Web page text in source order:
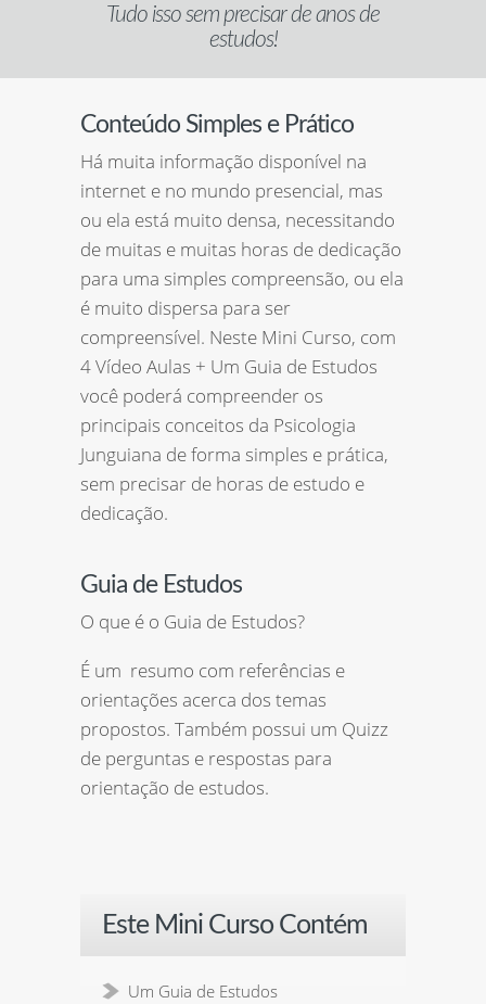
Tudo isso sem precisar de anos de
estudos!
Conteúdo Simples e Prático
Há muita informação disponível na
internet e no mundo presencial, mas
ou ela está muito densa, necessitando
de muitas e muitas horas de dedicação
para uma simples compreensão, ou ela
é muito dispersa para ser
compreensível. Neste Mini Curso, com
4 Vídeo Aulas + Um Guia de Estudos
você poderá compreender os
principais conceitos da Psicologia
Junguiana de forma simples e prática,
sem precisar de horas de estudo e
dedicação.
Guia de Estudos
O que é o Guia de Estudos?
É um resumo com referências e
orientações acerca dos temas
propostos. Também possui um Quizz
de perguntas e respostas para
orientação de estudos.
Este Mini Curso Contém
Um Guia de Estudos